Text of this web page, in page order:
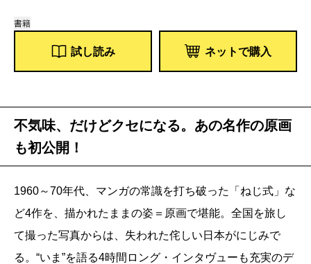
書籍
試し読み ネットで購入
不気味、だけどクセになる。あの名作の原画
も初公開！
1960～70年代、マンガの常識を打ち破った「ねじ式」な
ど4作を、描かれたままの姿＝原画で堪能。全国を旅し
て撮った写真からは、失われた侘しい日本がにじみで
る。“いま”を語る4時間ロング・インタヴューも充実のデ